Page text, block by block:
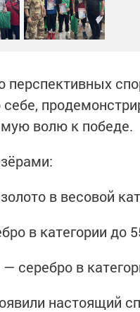
перспективных
волю к победе.
в весовой
в категории до
серебро в
настоящий